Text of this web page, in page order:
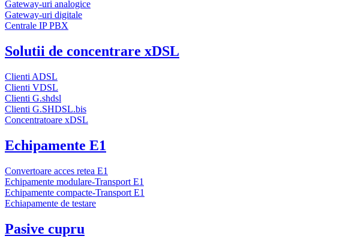
Gateway-uri analogice
Gateway-uri digitale
Centrale IP PBX
Solutii de concentrare xDSL
Clienti ADSL
Clienti VDSL
Clienti G.shdsl
Clienti G.SHDSL.bis
Concentratoare xDSL
Echipamente E1
Convertoare acces retea E1
Echipamente modulare-Transport E1
Echipamente compacte-Transport E1
Echiapamente de testare
Pasive cupru